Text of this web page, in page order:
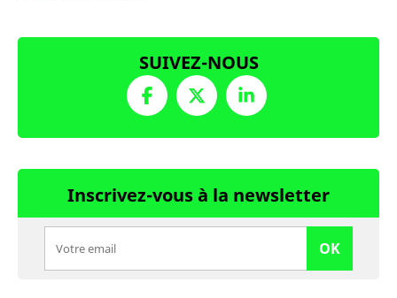
SUIVEZ-NOUS
Inscrivez-vous à la newsletter
OK